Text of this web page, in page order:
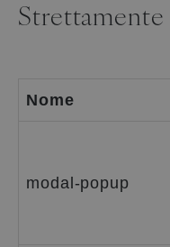
Strettamente
Nome
modal-popup